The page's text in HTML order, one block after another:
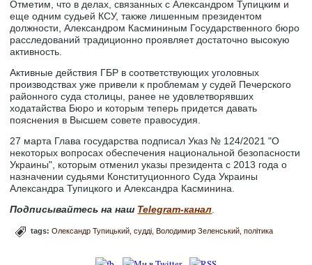
Отметим, что в делах, связанных с Александром Тупицким и
еще одним судьей КСУ, также лишенным президентом
должности, Александром Касмининым Государственного бюро
расследований традиционно проявляет достаточно высокую
активность.
Активные действия ГБР в соответствующих уголовных
производствах уже привели к проблемам у судей Печерского
районного суда столицы, ранее не удовлетворявших
ходатайства Бюро и которым теперь придется давать
пояснения в Высшем совете правосудия.
27 марта Глава государства подписал Указ № 124/2021 "О
некоторых вопросах обеспечения национальной безопасности
Украины", которым отменил указы президента с 2013 года о
назначении судьями Конституционного Суда Украины
Александра Тупицкого и Александра Касминина.
Подписывайтесь на наш Telegram-канал
tags:Олександр Тупицький судді Володимир Зеленський політика